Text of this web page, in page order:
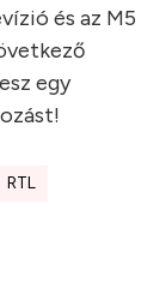
és az M5
egy
RTL